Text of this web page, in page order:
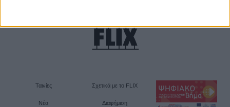
Ταινίες
Νέα
Σχετικά με το FLIX
Διαφήμιση